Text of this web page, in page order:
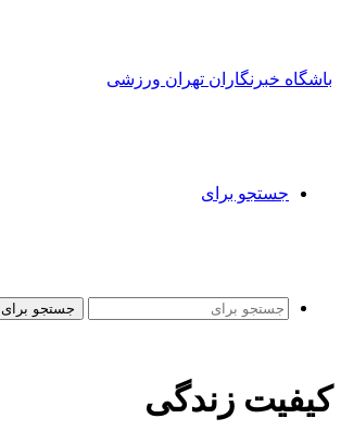
باشگاه خبرنگاران تهران ورزشی
جستجو برای
جستجو برای
کیفیت زندگی